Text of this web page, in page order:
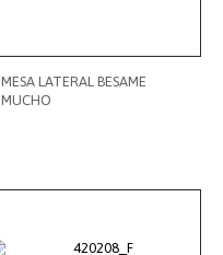
MESA LATERAL BESAME
MUCHO